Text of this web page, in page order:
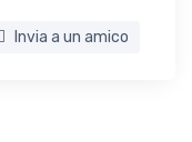
Invia a un amico